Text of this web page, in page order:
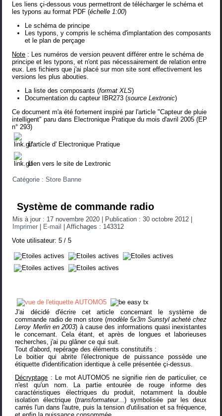
Les liens çi-dessous vous permettront de télécharger le schéma et
les typons au format PDF (échelle 1:00)
Le schéma de principe
Les typons, y compris le schéma d'implantation des composants
et le plan de perçage
Note : Les numéros de version peuvent différer entre le schéma de
principe et les typons, et n'ont pas nécessairement de relation entre
eux. Les fichiers que j'ai placé sur mon site sont effectivement les
versions les plus abouties.
La liste des composants (format XLS)
Documentation du capteur IBR273 (source Lextronic)
Ce document m'a été fortement inspiré par l'article "Capteur de pluie
intelligent" paru dans Electronique Pratique du mois d'avril 2005 (EP
n° 293)
L'article d' Electronique Pratique
Lien vers le site de Lextronic
Catégorie :Store Banne
Système de commande radio
Mis à jour : 17 novembre 2020 Publication : 30 octobre 2012
Imprimer
E-mail |Affichages : 143312
Vote utilisateur:5 /5
J'ai décidé d'écrire cet article concernant le système de
commande radio de mon store (modèle 5x3m Sunstyl acheté chez
Leroy Merlin en 2003) à cause des informations quasi inexistantes
le concernant. Cela étant, et après de longues et laborieuses
recherches, j'ai pu glâner ce qui suit.
Tout d'abord, repérage des éléments constitutifs :
Le boitier qui abrite l'électronique de puissance possède une
étiquette d'identification identique à celle présentée çi-dessus.
Décryptage : Le mot AUTOMO5 ne signifie rien de particulier, ce
n'est qu'un nom. La partie entourée de rouge informe des
caractéristiques électriques du produit, notamment la double
isolation électrique (transformateur...) symbolisée par les deux
carrés l'un dans l'autre, puis la tension d'utilisation et sa fréquence,